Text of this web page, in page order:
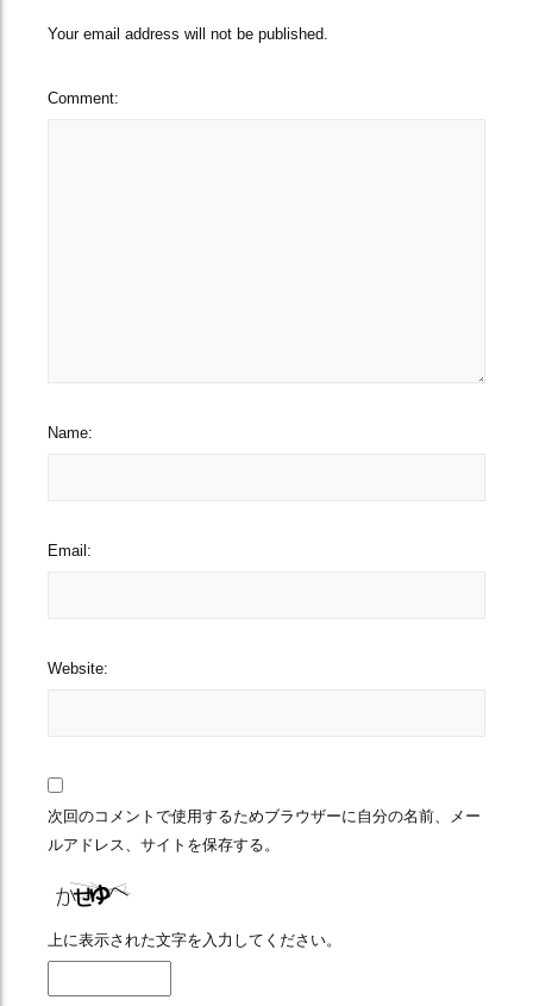
Your email address will not be published.
Comment:
Name:
Email:
Website:
次回のコメントで使用するためブラウザーに自分の名前、メー
ルアドレス、サイトを保存する。
上に表示された文字を入力してください。